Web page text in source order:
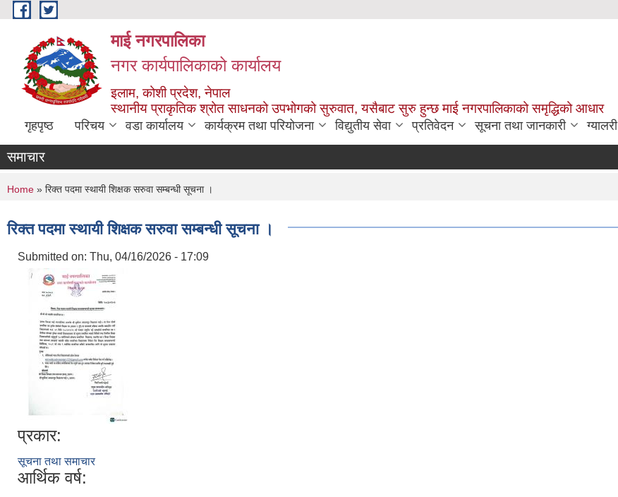
Skip to main content
माई नगरपालिका
नगर कार्यपालिकाको कार्यालय
इलाम, कोशी प्रदेश, नेपाल
स्थानीय प्राकृतिक श्रोत साधनको उपभोगको सुरुवात, यसैबाट सुरु हुन्छ माई नगरपालिकाको समृद्धिको आधार
गृहपृष्ठ परिचय वडा कार्यालय कार्यक्रम तथा परियोजना विद्युतीय सेवा प्रतिवेदन सूचना तथा जानकारी ग्यालरी
समाचार
You are here
Home » रिक्त पदमा स्थायी शिक्षक सरुवा सम्बन्धी सूचना ।
रिक्त पदमा स्थायी शिक्षक सरुवा सम्बन्धी सूचना ।
Submitted on: Thu, 04/16/2026 - 17:09
प्रकार:
सूचना तथा समाचार
आर्थिक वर्ष: